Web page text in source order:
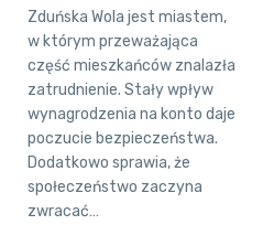
Zduńska Wola jest miastem,
w którym przeważająca
część mieszkańców znalazła
zatrudnienie. Stały wpływ
wynagrodzenia na konto daje
poczucie bezpieczeństwa.
Dodatkowo sprawia, że
społeczeństwo zaczyna
zwracać…